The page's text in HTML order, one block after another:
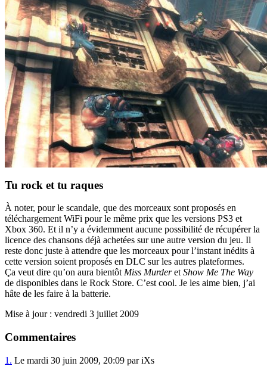
Tu rock et tu raques
À noter, pour le scandale, que des morceaux sont proposés en
téléchargement WiFi pour le même prix que les versions PS3 et
Xbox 360. Et il n’y a évidemment aucune possibilité de récupérer la
licence des chansons déjà achetées sur une autre version du jeu. Il
reste donc juste à attendre que les morceaux pour l’instant inédits à
cette version soient proposés en DLC sur les autres plateformes.
Ça veut dire qu’on aura bientôt Miss Murderet Show Me The Way
de disponibles dans le Rock Store. C’est cool. Je les aime bien, j’ai
hâte de les faire à la batterie.
Mise à jour : vendredi 3 juillet 2009
Commentaires
1. Le mardi 30 juin 2009, 20:09 par iXs